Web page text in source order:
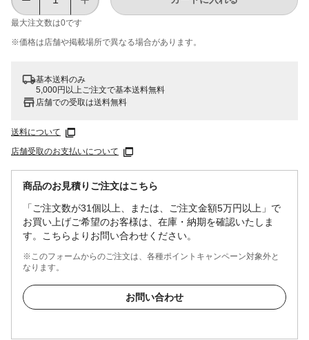
最大注文数は0です
※価格は​店舗や​掲載場所で​異なる​場合が​あります。
基本送料のみ
5,000円以上ご注文で基本送料無料
店舗での受取は送料無料
送料について
店舗受取のお支払いについて
商品のお見積りご注文はこちら
「ご注文数が31個以上、または、ご注文金額5万円以上」で
お買い上げご希望のお客様は、在庫・納期を確認いたしま
す。こちらよりお問い合わせください。
※このフォームからのご注文は、各種ポイントキャンペーン対象外と
なります。
お問い合わせ